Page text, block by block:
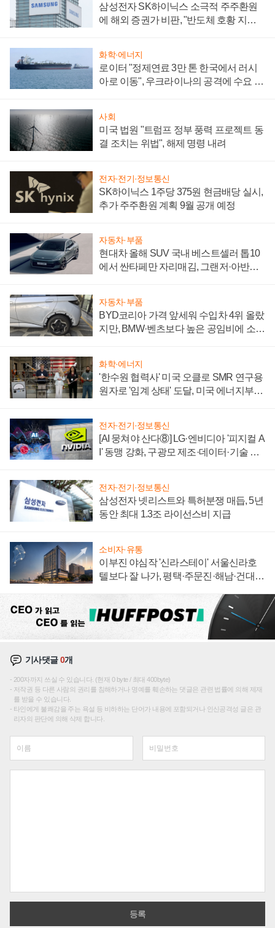
삼성전자 SK하이닉스 소극적 주주환원
에 해외 증권가 비판, "반도체 호황 지속
화학·에너지
로이터 "정제연료 3만 톤 한국에서 러시
아로 이동", 우크라이나의 공격에 수요 늘
사회
미국 법원 "트럼프 정부 풍력 프로젝트 동
결 조치는 위법", 해제 명령 내려
전자·전기·정보통신
SK하이닉스 1주당 375원 현금배당 실시,
추가 주주환원 계획 9월 공개 예정
자동차·부품
현대차 올해 SUV 국내 베스트셀러 톱10
에서 싼타페만 자리매김, 그랜저·아반떼
자동차·부품
BYD코리아 가격 앞세워 수입차 4위 올랐
지만, BMW·벤츠보다 높은 공임비에 소비
화학·에너지
'한수원 협력사' 미국 오클로 SMR 연구용
원자로 '임계 상태' 도달, 미국 에너지부
전자·전기·정보통신
[AI 뭉쳐야 산다⑧] LG·엔비디아 '피지컬 A
I' 동맹 강화, 구광모 제조·데이터·기술 결
전자·전기·정보통신
삼성전자 넷리스트와 특허분쟁 매듭, 5년
동안 최대 1.3조 라이선스비 지급
소비자·유통
이부진 야심작 '신라스테이' 서울신라호
텔보다 잘 나가, 평택·주문진·해남·건대로
기사댓글0개
200자까지 쓰실 수 있습니다. (현재 0 byte / 최대 400byte)
저작권 등 다른 사람의 권리를 침해하거나 명예를 훼손하는 댓글은 관련 법률에 의해 제재
를 받을 수 있습니다.
타인에게 불쾌감을 주는 욕설 등 비하하는 단어가 내용에 포함되거나 인신공격성 글은 관
리자의 판단에 의해 삭제 합니다.